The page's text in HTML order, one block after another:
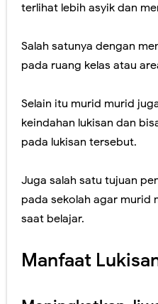
terlihat lebih asyik dan
Salah satunya dengan
pada ruang kelas atau
Selain itu murid murid
keindahan lukisan dan
pada lukisan tersebut.
Juga salah satu tujuan
pada sekolah agar murid
saat belajar.
Manfaat